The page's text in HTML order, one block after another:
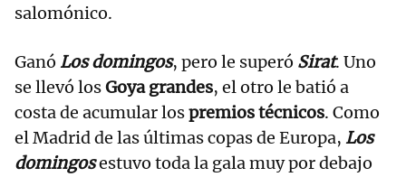
salomónico.
Ganó Los domingos, pero le superó Sirat. Uno
se llevó losGoya grandes, el otro le batió a
costa de acumular lospremios técnicos. Como
el Madrid de las últimas copas de Europa, Los
domingosestuvo toda la gala muy por debajo